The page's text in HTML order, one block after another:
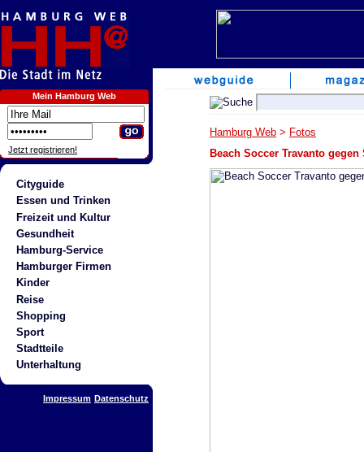
Mein Hamburg Web
Jetzt registrieren!
Cityguide
Essen und Trinken
Freizeit und Kultur
Gesundheit
Hamburg-Service
Hamburger Firmen
Kinder
Reise
Shopping
Sport
Stadtteile
Unterhaltung
Impressum Datenschutz
Hamburg Web > Fotos
Beach Soccer Travanto gegen